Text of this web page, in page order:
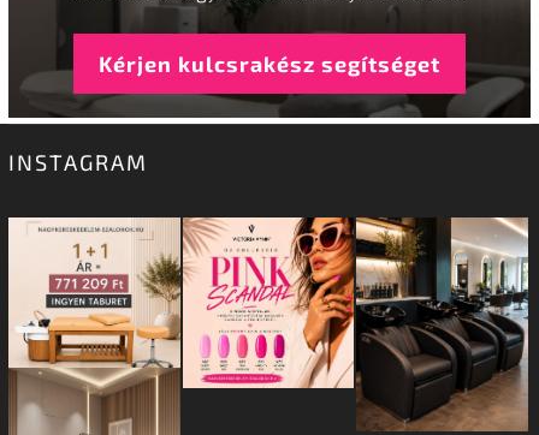
Kérjen kulcsrakész segítséget
INSTAGRAM